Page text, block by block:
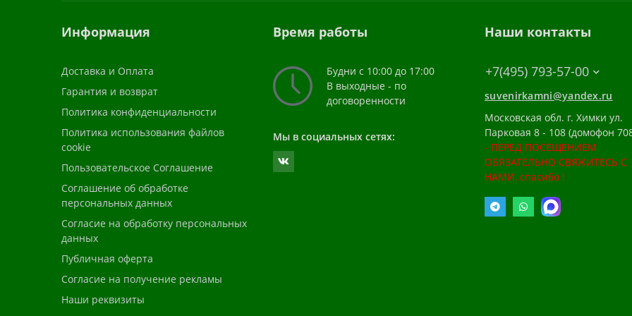
Информация
Доставка и Оплата
Гарантия и возврат
Политика конфиденциальности
Политика использования файлов
cookie
Пользовательское Соглашение
Соглашение об обработке
персональных данных
Согласие на обработку персональных
данных
Публичная оферта
Согласие на получение рекламы
Наши реквизиты
Время работы
Будни с 10:00 до 17:00
В выходные - по
договоренности
Мы в социальных сетях:
Наши контакты
+7(495) 793-57-00
suvenirkamni@yandex.ru
Московская обл. г. Химки ул.
Парковая 8 - 108 (домофон
- ПЕРЕД ПОСЕЩЕНИЕМ
ОБЯЗАТЕЛЬНО СВЯЖИТЕСЬ С
НАМИ, спасибо !